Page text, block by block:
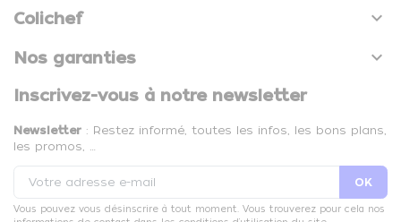
Colichef 
Nos garanties 
Inscrivez-vous à notre newsletter
Newsletter : Restez informé, toutes les infos, les bons plans,
les promos, …
Vous pouvez vous désinscrire à tout moment. Vous trouverez pour cela nos